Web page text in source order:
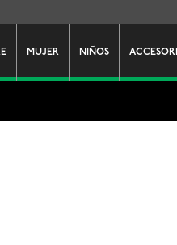
MUJER NIÑOS